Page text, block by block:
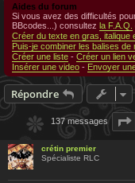
Aides du forum
Si vous avez des difficultés
BBcodes...) consultez la F.A.Q.
Créer du texte en gras, italique
Puis-je combiner les balises de
Créer une liste - Créer un lien
Insérer une video - Envoyer
Répondre
137 messages
crétin premier
Spécialiste RLC